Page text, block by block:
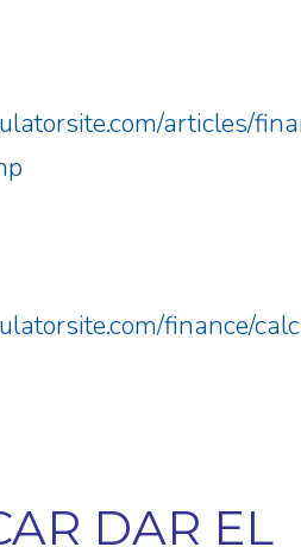
articles/
finance/
DAR EL